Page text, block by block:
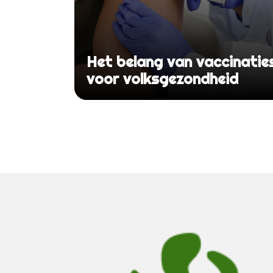
Het belang van
voor volksgezondheid